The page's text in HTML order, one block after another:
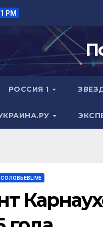
PM
РОССИЯ 1
СОЛОВЬЁВLIVE